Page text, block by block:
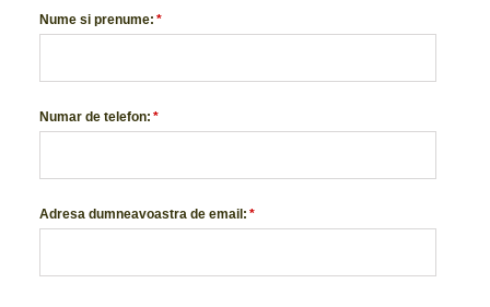
Nume si prenume: *
Numar de telefon: *
Adresa dumneavoastra de email: *